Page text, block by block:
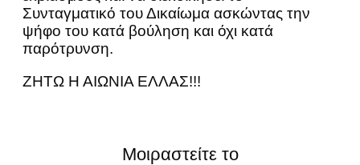
Συνταγματικό του Δικαίωμα ασκώντας την
ψήφο του κατά βούληση και όχι κατά
παρότρυνση.
ΖΗΤΩ Η ΑΙΩΝΙΑ ΕΛΛΑΣ!!!
Μοιραστείτε το